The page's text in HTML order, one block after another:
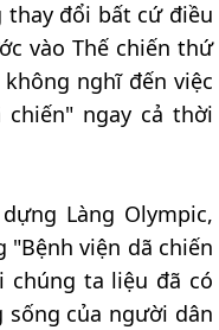
thay đổi bất cứ điều
vào Thế chiến thứ
nghĩ đến việc
ngay cả thời
Làng Olympic,
viện dã chiến
chúng ta liệu đã có
của người dân